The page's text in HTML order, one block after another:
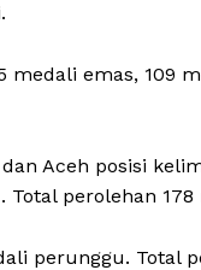
emas, 109
Aceh posisi
perolehan 178
perunggu. Total